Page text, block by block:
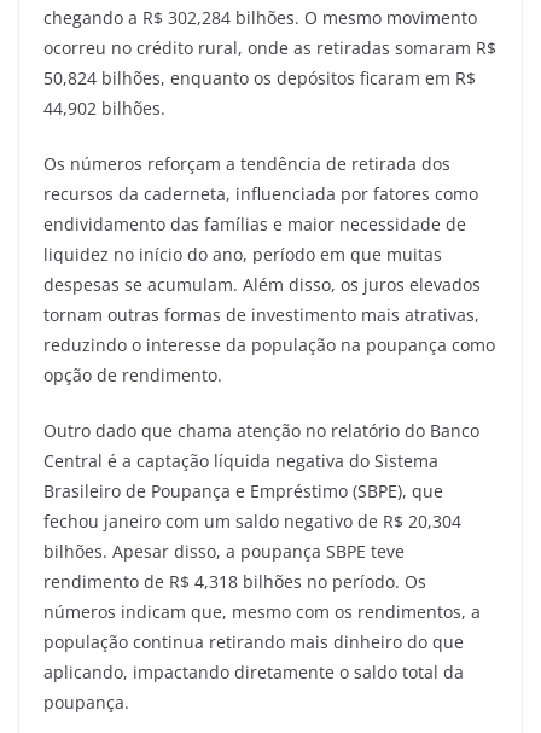
chegando a R$ 302,284 bilhões. O mesmo movimento
ocorreu no crédito rural, onde as retiradas somaram R$
50,824 bilhões, enquanto os depósitos ficaram em R$
44,902 bilhões.
Os números reforçam a tendência de retirada dos
recursos da caderneta, influenciada por fatores como
endividamento das famílias e maior necessidade de
liquidez no início do ano, período em que muitas
despesas se acumulam. Além disso, os juros elevados
tornam outras formas de investimento mais atrativas,
reduzindo o interesse da população na poupança como
opção de rendimento.
Outro dado que chama atenção no relatório do Banco
Central é a captação líquida negativa do Sistema
Brasileiro de Poupança e Empréstimo (SBPE), que
fechou janeiro com um saldo negativo de R$ 20,304
bilhões. Apesar disso, a poupança SBPE teve
rendimento de R$ 4,318 bilhões no período. Os
números indicam que, mesmo com os rendimentos, a
população continua retirando mais dinheiro do que
aplicando, impactando diretamente o saldo total da
poupança.